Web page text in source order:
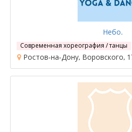
Небо.
Современная хореография / танцы
Ростов-на-Дону, Воровского,